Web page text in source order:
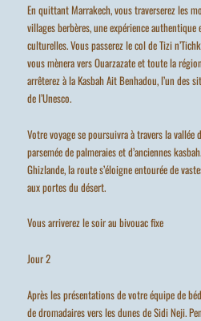
En quittant Marrakech, vous traverserez les
villages berbères, une expérience
culturelles. Vous passerez le col de Tizi
vous mènera vers Ouarzazate et toute la
arrêterez à la Kasbah Ait Benhadou, l’un des
de l’Unesco.
Votre voyage se poursuivra à travers la vallée
parsemée de palmeraies et d’anciennes
Ghizlande, la route s’éloigne entourée de
aux portes du désert.
Vous arriverez le soir au bivouac fixe
Jour 2
Après les présentations de votre équipe de
de dromadaires vers les dunes de Sidi Neji.